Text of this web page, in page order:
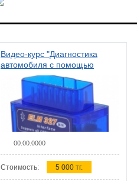
Видео-курс "Диагностика
автомобиля с помощью
сканера ELM 327"
00.00.0000
Стоимость: 5 000 тг.